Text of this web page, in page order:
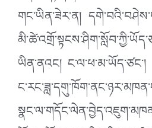
གང་ཡིན་ཟེར་ན།
ཡིན་ནའང།